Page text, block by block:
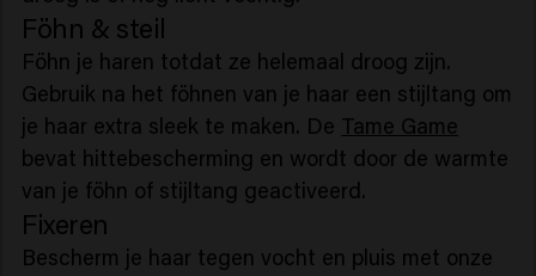
Föhn & steil
Föhn je haren totdat ze helemaal droog zijn.
Gebruik na het föhnen van je haar een stijltang om
je haar extra sleek te maken. De Tame Game
bevat hittebescherming en wordt door de warmte
van je föhn of stijltang geactiveerd.
Fixeren
Bescherm je haar tegen vocht en pluis met onze